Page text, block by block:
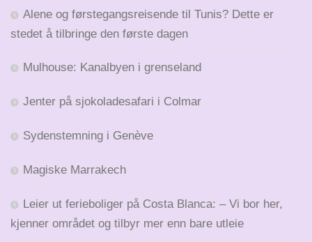
Alene og førstegangsreisende til Tunis? Dette er
stedet å tilbringe den første dagen
Mulhouse: Kanalbyen i grenseland
Jenter på sjokoladesafari i Colmar
Sydenstemning i Genève
Magiske Marrakech
Leier ut ferieboliger på Costa Blanca: – Vi bor her,
kjenner området og tilbyr mer enn bare utleie